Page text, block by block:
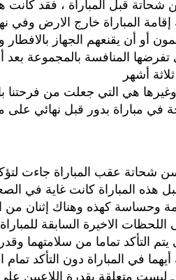
المشاكل التي
تفرضها المنافسة بالمجموعة
أشهر‮
هي التي جعلت من فرحتنا
في مباراة بدور قبل نهائي
شحاتة عقب المباراة جاءت
هذه المباراة كانت‮ ‬غاية في
وحساسة كهذه وهناك إثنان من
اللحظات الاخيرة السابقة
يتم التأكد تماما من سلامتهما
في المباراة دون التأكد
ـ ليست متعلقة بقدرة اللاعبين
حلاوة المولد النبوي مع
والصور...